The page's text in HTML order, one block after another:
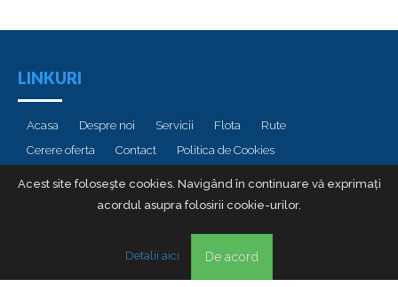
LINKURI
Acasa Despre noi Servicii Flota
Rute
Cerere oferta
Contact
Politica de Cookies
Copyright by Crismus. All rights reserved
Acest site foloseşte cookies. Navigând în continuare vă exprimați
acordul asupra folosirii cookie-urilor.
Detalii aici De acord